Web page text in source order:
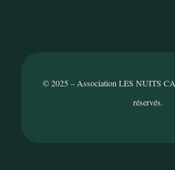
© 2025 – Association LES NUITS
réservés.